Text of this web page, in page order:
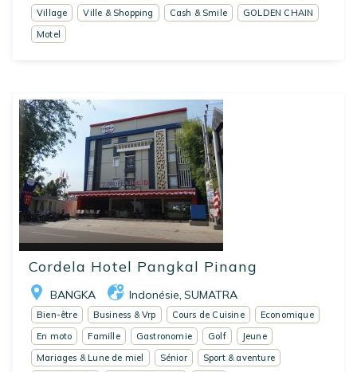
Village
Ville & Shopping Cash & Smile
GOLDEN CHAIN
Motel
Cordela Hotel Pangkal Pinang
BANGKA Indonésie SUMATRA
Bien-être Business & Vrp Cours de Cuisine
Economique
En moto
Famille Gastronomie Golf
Jeune
Mariages & Lune de miel
Sénior
Sport & aventure